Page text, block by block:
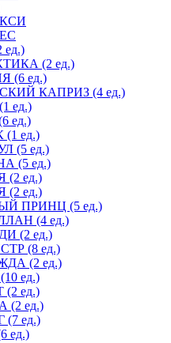
ед.)
(2 ед.)
(6 ед.)
КАПРИЗ (4 ед.)
ед.)
ед.)
(1 ед.)
(5 ед.)
(5 ед.)
(2 ед.)
(2 ед.)
ПРИНЦ (5 ед.)
(4 ед.)
(2 ед.)
(8 ед.)
(2 ед.)
ед.)
(2 ед.)
(2 ед.)
(7 ед.)
ед.)